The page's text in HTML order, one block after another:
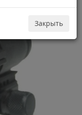
Закрыть